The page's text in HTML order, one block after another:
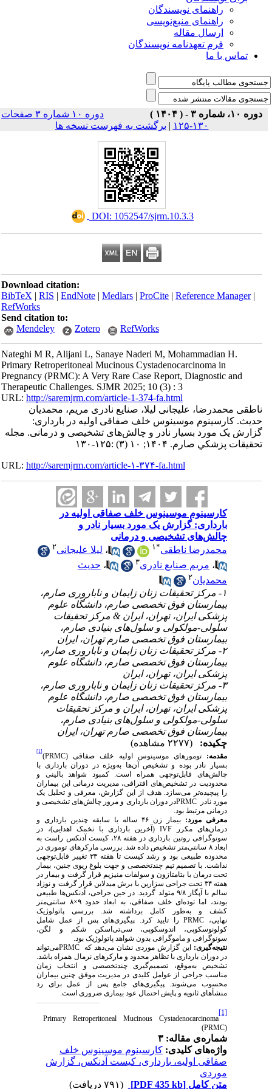
راهنمای نویسندگان
راهنمای منبع‌نویسی
ارسال مقاله
فرم تعهدنامه نویسندگان
تماس با ما
دوره ۱۰، شماره ۳ - ( ۱۴۰۴ )
دوره ۱۰ شماره ۳ صفحات
۱۳۰-۱۲۵
| برگشت به فهرست نسخه ها
‎ DOI: 1052547/sjrm.10.3.3
Download citation:
BibTeX|RIS|EndNote|Medlars|ProCite|Reference Manager
RefWorks
Send citation to:
Mendeley
Zotero RefWorks
Nateghi M R, Alijani L, Sanaye Naderi M, Mohammadian H.
Primary Retroperitoneal Mucinous Cystadenocarcinoma in
Pregnancy (PRMC): A Very Rare Case Report, Diagnostic and
Therapeutic Challenges. SJMR 2025; 10 (3) : 3
URL:http://saremjrm.com/article-1-374-fa.html
ناطقی محمدرضا، علیجانی لیلا، صنایع نادری مریم، محمدیان
حدیث. کارسینوم موسینوس خلف صفاقی اولیه در بارداری:
گزارش یک مورد بسیار نادر و چالش‌های تشخیصی و درمانی. مجله
تحقيقات پزشكي صارم. ۱۴۰۴; ۱۰ (۳) :۱۲۵-۱۳۰
URL:http://saremjrm.com/article-۱-۳۷۴-fa.html
کارسینوم موسینوس خلف صفاقی اولیه در
بارداری: گزارش یک مورد بسیار نادر و
چالش‌های تشخیصی و درمانی
محمدرضا ناطقی
۱ ،لیلا علیجانی
،مریم صنایع نادری ،حدیث
محمدیان ۲
۱- مرکز تحقیقات زنان زایمان و ناباروری صارم،
بیمارستان فوق تخصصی صارم، دانشگاه علوم
پزشکی ایران، تهران، ایران & مرکز تحقیقات
سلولی-مولکولی و سلول‌های بنیادی صارم،
بیمارستان فوق تخصصی صارم تهران، ایران
۲- مرکز تحقیقات زنان زایمان و ناباروری صارم،
بیمارستان فوق تخصصی صارم، دانشگاه علوم
پزشکی ایران، تهران، ایران
۳- مرکز تحقیقات زنان زایمان و ناباروری صارم،
بیمارستان فوق تخصصی صارم، دانشگاه علوم
پزشکی ایران، تهران، ایران و مرکز تحقیقات
سلولی-مولکولی و سلول‌های بنیادی صارم،
بیمارستان فوق تخصصی صارم تهران، ایران
چکیده:
مقدمه: تومورهای موسینوس اولیه خلف صفاقی (PRMC
)
بسیار نادر بوده و تشخیص آن‌ها به‌ویژه در دوران بارداری با
چالش‌های قابل‌توجهی همراه است. کمبود شواهد بالینی و
محدودیت در تشخیص‌های افتراقی، مدیریت درمانی این بیماران
را پیچیده‌تر می‌سازد. هدف از این گزارش، معرفی و تحلیل یک
مورد نادر PRMCدر دوران بارداری و مرور چالش‌های تشخیصی و
درمانی مرتبط بود.
معرفی مورد:
بیمار زن ۴۶ ساله با سابقه چندین بارداری و
درمان‌های مکررIVF (آخرین بارداری با تخمک اهدایی)، در
سونوگرافی روتین بارداری در هفته ۲۸، کیست آدنکس راست به
ابعاد ۸ سانتی‌متر تشخیص داده شد. بررسی مارکرهای توموری در
محدوده طبیعی بود و رشد کیست تا هفته ۳۳ تغییر قابل‌توجهی
نداشت. با تصمیم تیم چندتخصصی و جهت بلوغ ریوی جنین، بیمار
تحت درمان با بتامتازون و سولفات منیزیم قرار گرفت و بیمار در
هفته ۳۴ تحت جراحی سزارین با برش میدلاین قرار گرفت و نوزاد
سالم با آپگار ۹/۸ متولد گردید. در حین جراحی، آدنکس‌ها طبیعی
بودند، اما توده‌ای خلف صفاقی، به ابعاد حدود ۹×۸ سانتی‌متر
کشف و به‌طور کامل برداشته شد. بررسی پاتولوژیک
نهایی،PRMC را تایید کرد. پیگیری‌های پس از عمل شامل
کولونوسکوپی، اندوسکوپی، سی‌تی‌اسکن شکم و لگن،
سونوگرافی و ماموگرافی بدون شواهد پاتولوژیک بود.
نتیجه‌گیری: این گزارش موردی نشان می‌دهد که PRMCمی‌تواند
در دوران بارداری با تظاهر محدود و مارکرهای نرمال همراه باشد.
تشخیص به‌موقع، تصمیم‌گیری چندتخصصی و انتخاب زمان
مناسب جراحی از عوامل کلیدی در مدیریت موفق چنین بیماران
محسوب می‌شوند. پیگیری‌های جامع پس از عمل برای رد
منشأهای ثانویه و پایش احتمال عود بیماری ضروری است.
[1]
Primary Retroperitoneal Mucinous Cystadenocarcinoma
(PRMC)
شماره‌ی مقاله: ۳
واژه‌های کلیدی:کارسینوم موسینوس خلف
صفاقی اولیه، بارداری، کیست آدنکس، گزارش
موردی
متن کامل[PDF 435 kb]